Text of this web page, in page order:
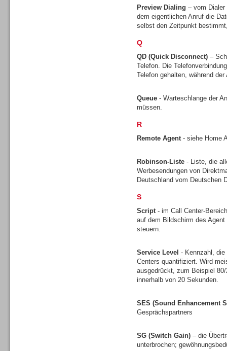
Preview Dialing – vom Dialer
dem eigentlichen Anruf die
selbst den Zeitpunkt
Q
QD (Quick Disconnect) –
Telefon. Die
Telefon gehalten, während
Queue - Warteschlange der
müssen.
R
Remote Agent- siehe Home
Robinson-Liste - Liste, die
Werbesendungen von
Deutschland vom Deutschen
S
Script- im Call Center-
auf dem Bildschirm des
steuern.
Service Level - Kennzahl,
Centers quantifiziert. Wird
ausgedrückt, zum Beispiel
innerhalb von 20 Sekunden.
SES (Sound Enhancement
Gesprächspartners
SG (Switch Gain) – die
unterbrochen;